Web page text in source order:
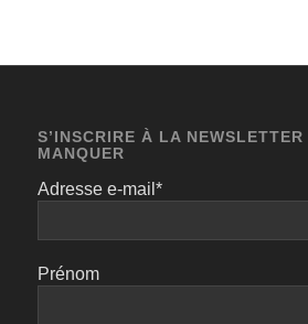
S’INSCRIRE À LA
MANQUER
Adresse e-mail*
Prénom